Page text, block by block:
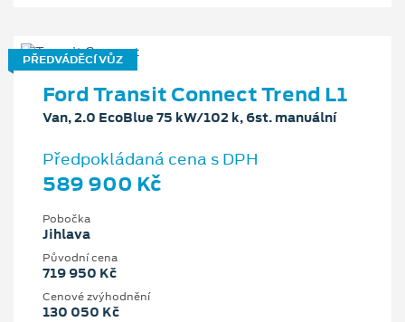
PŘEDVÁDĚCÍ VŮZ
Ford Transit Connect Trend L1
Van, 2.0 EcoBlue 75 kW/102 k, 6st. manuální
Předpokládaná cena s DPH
589 900 Kč
Pobočka
Jihlava
Původní cena
719 950 Kč
Cenové zvýhodnění
130 050 Kč